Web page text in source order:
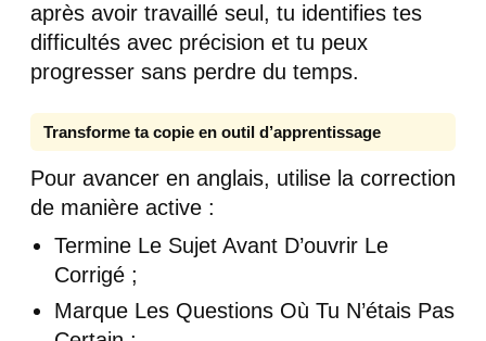
après avoir travaillé seul, tu identifies tes
difficultés avec précision et tu peux
progresser sans perdre du temps.
Transforme ta copie en outil d’apprentissage
Pour avancer en anglais, utilise la correction
de manière active :
Termine Le Sujet Avant D’ouvrir Le
Corrigé ;
Marque Les Questions Où Tu N’étais Pas